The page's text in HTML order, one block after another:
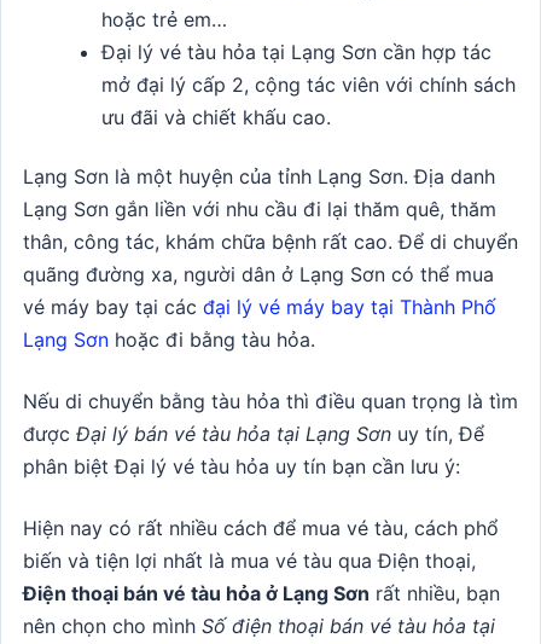
hoặc trẻ em…
Đại lý vé tàu hỏa tại Lạng Sơn cần hợp tác
mở đại lý cấp 2, cộng tác viên với chính sách
ưu đãi và chiết khấu cao.
Lạng Sơn là một huyện của tỉnh Lạng Sơn. Địa danh
Lạng Sơn gắn liền với nhu cầu đi lại thăm quê, thăm
thân, công tác, khám chữa bệnh rất cao. Để di chuyển
quãng đường xa, người dân ở Lạng Sơn có thể mua
vé máy bay tại các đại lý vé máy bay tại Thành Phố
Lạng Sơn hoặc đi bằng tàu hỏa.
Nếu di chuyển bằng tàu hỏa thì điều quan trọng là tìm
được Đại lý bán vé tàu hỏa tại Lạng Sơn uy tín, Để
phân biệt Đại lý vé tàu hỏa uy tín bạn cần lưu ý:
Hiện nay có rất nhiều cách để mua vé tàu, cách phổ
biến và tiện lợi nhất là mua vé tàu qua Điện thoại,
Điện thoại bán vé tàu hỏa ở Lạng Sơn rất nhiều, bạn
nên chọn cho mình Số điện thoại bán vé tàu hỏa tại